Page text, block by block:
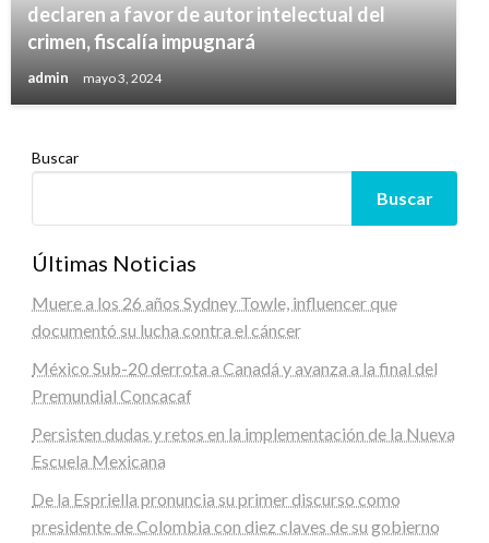
declaren a favor de autor intelectual del
crimen, fiscalía impugnará
admin mayo 3, 2024
Buscar
Buscar
Últimas Noticias
Muere a los 26 años Sydney Towle, influencer que
documentó su lucha contra el cáncer
México Sub-20 derrota a Canadá y avanza a la final del
Premundial Concacaf
Persisten dudas y retos en la implementación de la Nueva
Escuela Mexicana
De la Espriella pronuncia su primer discurso como
presidente de Colombia con diez claves de su gobierno